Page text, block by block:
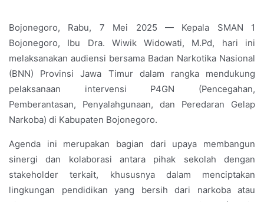
Bojonegoro, Rabu, 7 Mei 2025 — Kepala SMAN 1
Bojonegoro, Ibu Dra. Wiwik Widowati, M.Pd, hari ini
melaksanakan audiensi bersama Badan Narkotika Nasional
(BNN) Provinsi Jawa Timur dalam rangka mendukung
pelaksanaan intervensi P4GN (Pencegahan,
Pemberantasan, Penyalahgunaan, dan Peredaran Gelap
Narkoba) di Kabupaten Bojonegoro.
Agenda ini merupakan bagian dari upaya membangun
sinergi dan kolaborasi antara pihak sekolah dengan
stakeholder terkait, khususnya dalam menciptakan
lingkungan pendidikan yang bersih dari narkoba atau